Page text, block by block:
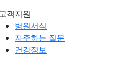
고객지원
병원서식
자주하는 질문
건강정보